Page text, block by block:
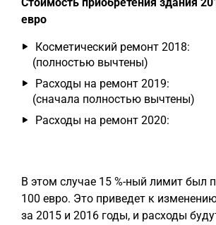
евро
Косметический ремонт
(полностью вычтены)
Расходы на ремонт 2019:
(сначала полностью вычтены)
Расходы на ремонт 2020:
В этом случае 15 %-ный лимит был
100 евро. Это приведет к
за 2015 и 2016 годы, и расходы